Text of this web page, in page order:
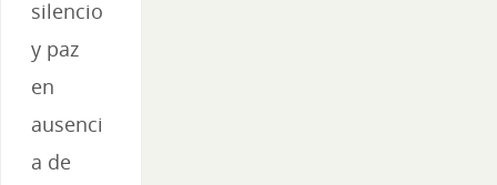
silencio
y paz
en
ausenci
a de